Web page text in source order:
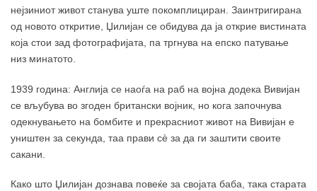
нејзиниот живот станува уште покомплициран. Заинтригирана
од новото откритие, Џилијан се обидува да ја открие вистината
која стои зад фотографијата, па тргнува на епско патување
низ минатото.
1939 година: Aнглија се наоѓа на раб на војна додека Вивијан
се вљубува во згоден британски војник, но кога започнува
одекнувањето на бомбите и прекрасниот живот на Вивијан е
уништен за секунда, таа прави сè за да ги заштити своите
сакани.
Како што Џилијан дознава повеќе за својата баба, така старата